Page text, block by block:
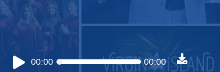
Audio-00:00 00:00